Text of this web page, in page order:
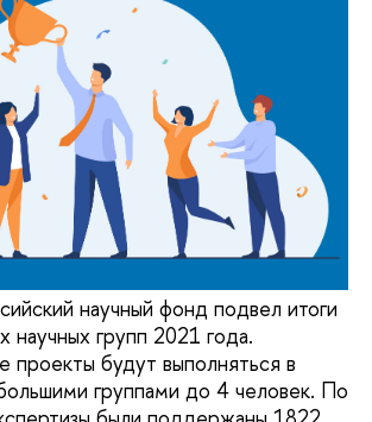
научный фонд подвел итоги
научных групп 2021 года.
будут выполняться в
группами до 4 человек. По